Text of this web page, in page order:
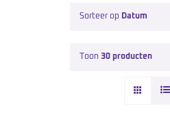
Sorteer op Datum
Toon 30 producten